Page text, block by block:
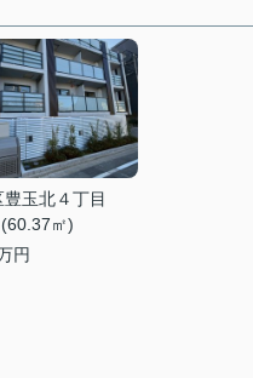
玉北４丁目
㎡)
円